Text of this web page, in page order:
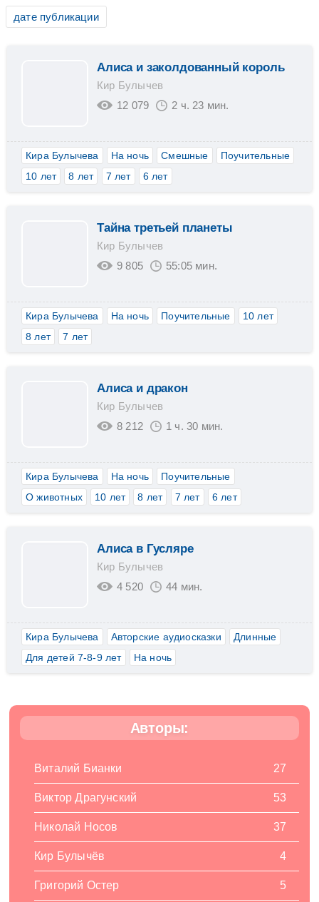
дате публикации
Алиса и заколдованный король
Кир Булычев
12 079
2 ч. 23 мин.
Кира Булычева На ночь Смешные
Поучительные
10 лет
8 лет 7 лет 6 лет
Тайна третьей планеты
Кир Булычев
9 805
55:05 мин.
Кира Булычева На ночь Поучительные
10 лет
8 лет
7 лет
Алиса и дракон
Кир Булычев
8 212
1 ч. 30 мин.
Кира Булычева На ночь
Поучительные
О животных
10 лет 8 лет 7 лет 6 лет
Алиса в Гусляре
Кир Булычев
4 520
44 мин.
Кира Булычева Авторские аудиосказки
Длинные
Для детей 7-8-9 лет
На ночь
Авторы:
Виталий Бианки 27
Виктор Драгунский 53
Николай Носов 37
Кир Булычёв 4
Григорий Остер 5